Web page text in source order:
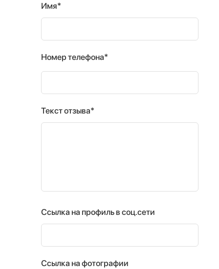
Имя*
Номер телефона*
Текст отзыва*
Ссылка на профиль в соц.сети
Ссылка на фотографии